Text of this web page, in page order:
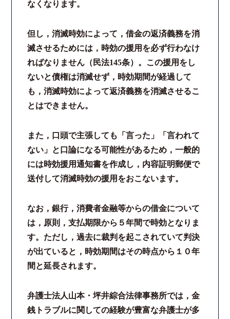
なくなります。
但し，消滅時効によって，借金の返済義務を消
滅させるためには，時効の援用を必ず行わなけ
ればなりません（民法145条）。この援用をし
ないと債権は消滅せず，時効期間が経過して
も，消滅時効によって返済義務を消滅させるこ
とはできません。
また，口頭で主張しても「言った」「言われて
ない」と口論になる可能性があるため，一般的
には時効援用通知書を作成し，内容証明郵便で
送付して消滅時効の援用をおこないます。
なお，銀行，消費者金融等からの借金について
は，原則，支払期限から５年間で時効となりま
す。ただし，過去に裁判を起こされていて判決
が出ていると，時効期間はその時点から１０年
間と延長されます。
弁護士法人山本・坪井綜合法律事務所では，金
銭トラブルに関しての経験が豊富な弁護士が多